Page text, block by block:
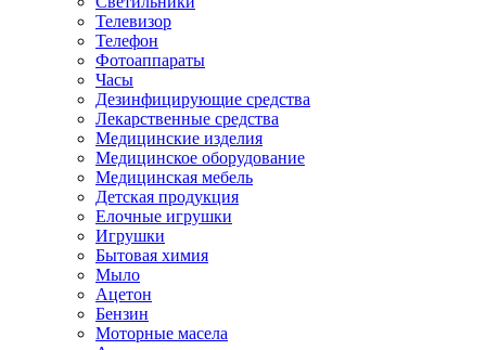
Телевизор
Телефон
Фотоаппараты
Часы
Дезинфицирующие средства
Лекарственные средства
Медицинские изделия
Медицинское оборудование
Медицинская мебель
Детская продукция
Елочные игрушки
Игрушки
Бытовая химия
Мыло
Ацетон
Бензин
Моторные масела